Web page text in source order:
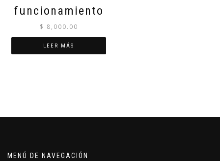
funcionamiento
$ 8,000.00
LEER MÁS
MENÚ DE NAVEGACIÓN